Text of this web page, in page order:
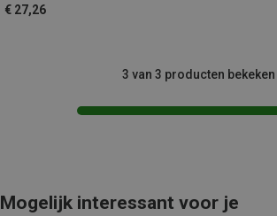
€ 27,26
3 van 3 producten bekeken
Mogelijk interessant voor je